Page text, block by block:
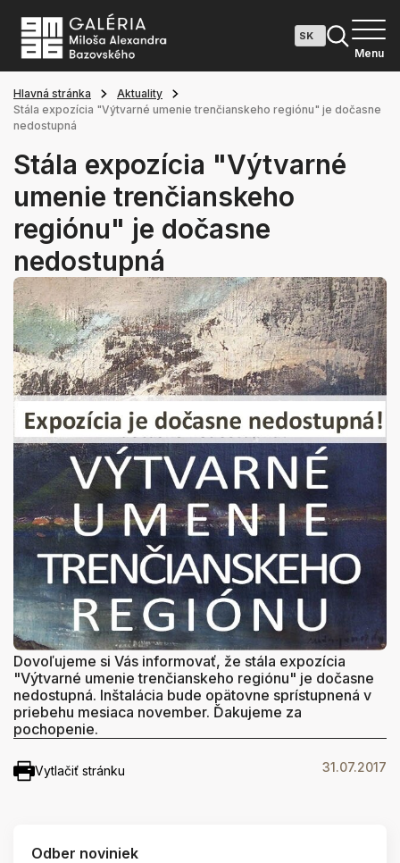
Menu
Hlavná stránka
Aktuality
Stála expozícia "Výtvarné umenie trenčianskeho regiónu" je dočasne
nedostupná
Stála expozícia "Výtvarné
umenie trenčianskeho
regiónu" je dočasne
nedostupná
Dovoľujeme si Vás informovať, že stála expozícia
"Výtvarné umenie trenčianskeho regiónu" je dočasne
nedostupná. Inštalácia bude opätovne sprístupnená v
priebehu mesiaca november. Ďakujeme za
pochopenie.
Vytlačiť stránku 31.07.2017
Odber noviniek